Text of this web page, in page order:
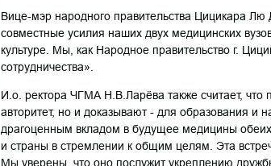
Вице-мэр народного правительства Цицикара
совместные усилия наших двух медицинских
культуре. Мы, как Народное правительство г.
сотрудничества».
И.о. ректора ЧГМА Н.В.Ларёва также считает,
авторитет, но и доказывают - для образования и
драгоценным вкладом в будущее медицины
и страны в стремлении к общим целям. Эта
Мы уверены, что оно послужит укреплению